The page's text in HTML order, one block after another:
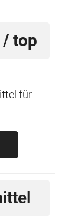
/ top
für